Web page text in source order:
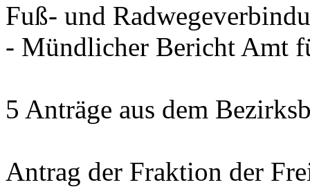
Fuß- und
- Mündlicher Bericht Amt
5 Anträge aus dem
Antrag der Fraktion der